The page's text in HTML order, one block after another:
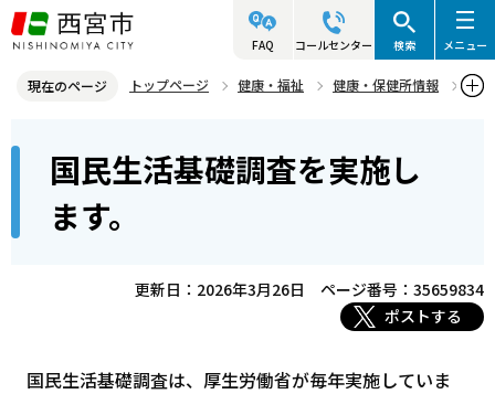
こ
の
ジ
頭
FAQ コールセンター 検索 メニュー
現在のページ トップページ 健康・福祉
健康・保健所情報
国民生活基礎調査を実施し
ます。
更新日：2026年3月26日
ページ番号：35659834
ポストする
国民生活基礎調査は、厚生労働省が毎年実施していま